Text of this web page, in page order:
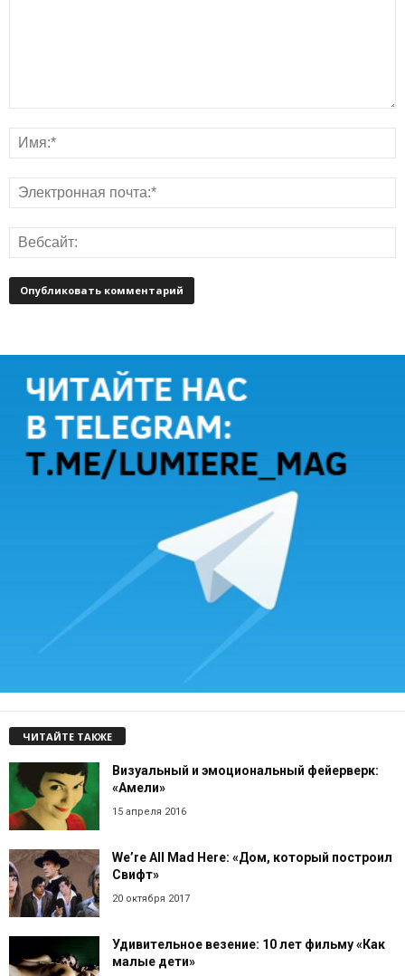
ЧИТАЙТЕ ТАКЖЕ
Визуальный и эмоциональный фейерверк:
«Амели»
15 апреля 2016
We’re All Mad Here: «Дом, который построил
Свифт»
20 октября 2017
Удивительное везение: 10 лет фильму «Как
малые дети»